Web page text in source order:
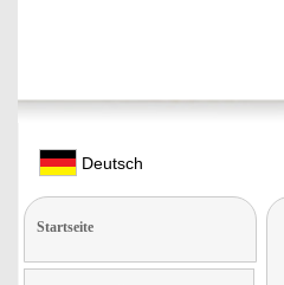
Deutsch
Startseite